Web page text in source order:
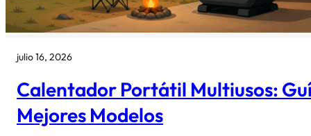
julio 16, 2026
Calentador Portátil Multiusos:
Mejores Modelos